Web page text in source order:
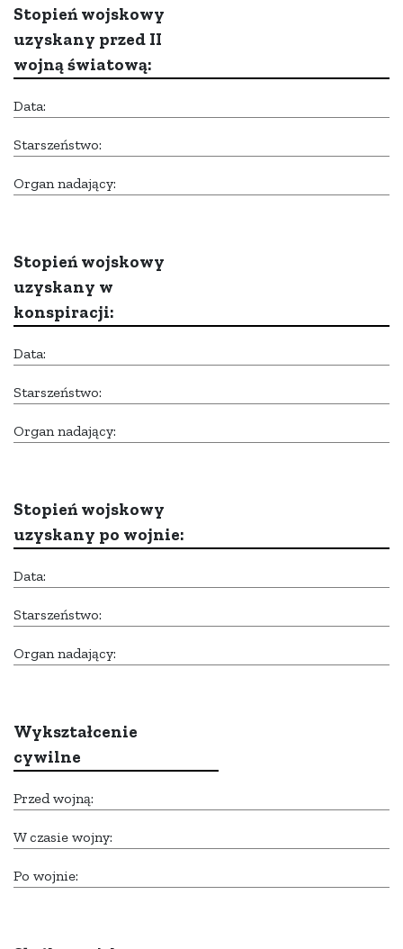
Stopień wojskowy
uzyskany przed II
wojną światową:
Data:
Starszeństwo:
Organ nadający:
Stopień wojskowy
uzyskany w
konspiracji:
Data:
Starszeństwo:
Organ nadający:
Stopień wojskowy
uzyskany po wojnie:
Data:
Starszeństwo:
Organ nadający:
Wykształcenie
cywilne
Przed wojną:
W czasie wojny:
Po wojnie: